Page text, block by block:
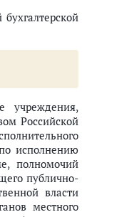
учреждения,
Российской
исполнению
полномочий
публично-
власти
местного